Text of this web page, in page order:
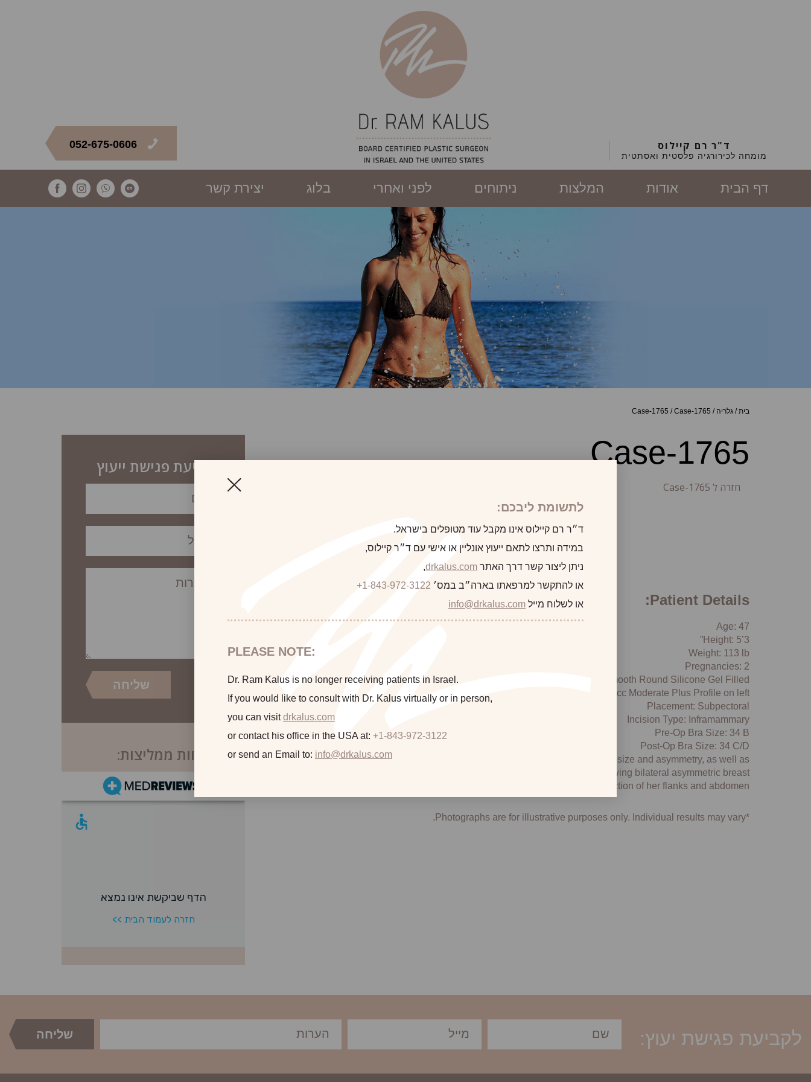
ד"ר רם קיילוס
מומחה לכירורגיה פלסטית ואסתטית
052-675-0606
דף הבית אודות המלצות ניתוחים לפני ואחרי בלוג יצירת קשר
בית/ גלריה /
Case-1765 /Case-1765
Case-1765
חזרה ל Case-1765
Patient Details:
Age: 47
Height: 5’3”
Weight: 113 lb
Pregnancies: 2
Implant Type: Smooth Round Silicone Gel Filled
Implant Size: 350 Moderate Plus Profile on right, 300 cc Moderate Plus Profile on left
Placement: Subpectoral
Incision Type: Inframammary
Pre-Op Bra Size: 34 B
Post-Op Bra Size: 34 C/D
This 47 year old 5′ 3″, 113 pound mother of two was displeased with breast size and asymmetry, as well as
stubborn flanks despite proper eating and exercise. She is seen six months following bilateral asymmetric breast
augmentation and liposuction of her flanks and abdomen.
*Photographs are for illustrative purposes only. Individual results may vary.
לקביעת פגישת ייעוץ
לקוחות ממליצות:
לקביעת פגישת יעוץ:
לתשומת ליבכם:
ד״ר רם קיילוס אינו מקבל עוד מטופלים בישראל.
במידה ותרצו לתאם ייעוץ אונליין או אישי עם ד״ר קיילוס,
ניתן ליצור קשר דרך האתר drkalus.com
,
או להתקשר למרפאתו בארה״ב במס׳ +1-843-972-3122
או לשלוח מייל info@drkalus.com
PLEASE NOTE:
Dr. Ram Kalus is no longer receiving patients in Israel.
If you would like to consult with Dr. Kalus virtually or in person,
you can visitdrkalus.com
or contact his office in the USA at: +1-843-972-3122
or send an Email to: info@drkalus.com